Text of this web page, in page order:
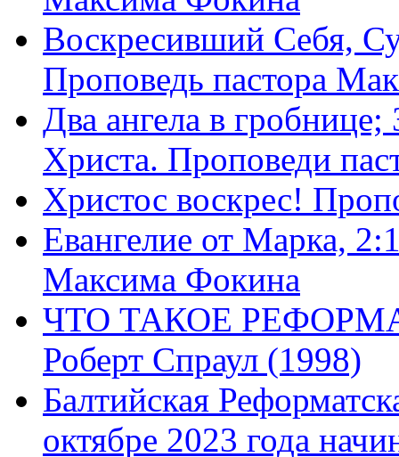
Воскресивший Себя,
Проповедь пастора
Два ангела в
Христа. Проповеди
Христос воскрес!
Евангелие от Марка,
Максима Фокина
ЧТО ТАКОЕ
Роберт Спраул (1998)
Балтийская
октябре 2023 года